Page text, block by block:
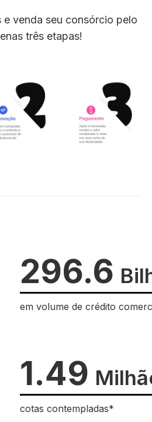
e venda seu consórcio pelo
três etapas!
296.6
em volume de crédito
1.49
cotas contempladas*